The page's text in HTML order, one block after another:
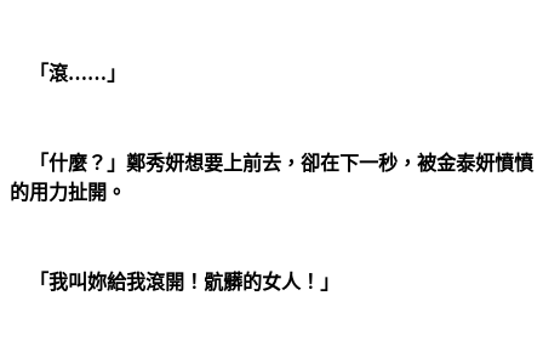
「滾……」
「什麼？」鄭秀妍想要上前去，卻在下一秒，被金泰妍憤憤
的用力扯開。
「我叫妳給我滾開！骯髒的女人！」